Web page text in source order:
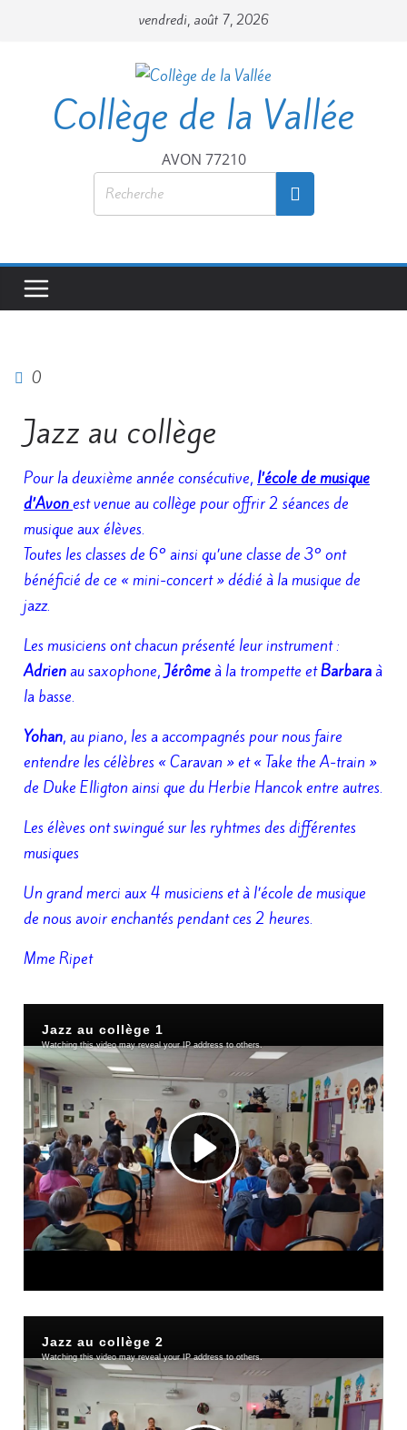
vendredi, août 7, 2026
Collège de la Vallée
AVON 77210
0
Jazz au collège
Pour la deuxième année consécutive, l’école de musique
d’Avonest venue au collège pour offrir 2 séances de
musique aux élèves.
Toutes les classes de 6° ainsi qu’une classe de 3° ont
bénéficié de ce « mini-concert » dédié à la musique de
jazz.
Les musiciens ont chacun présenté leur instrument :
Adrienau saxophone,Jérômeà la trompette etBarbaraà
la basse.
Yohan, au piano, les a accompagnés pour nous faire
entendre les célèbres « Caravan » et « Take the A-train »
de Duke Elligton ainsi que du Herbie Hancok entre autres.
Les élèves ont swingué sur les ryhtmes des différentes
musiques
Un grand merci aux 4 musiciens et à l’école de musique
de nous avoir enchantés pendant ces 2 heures.
Mme Ripet